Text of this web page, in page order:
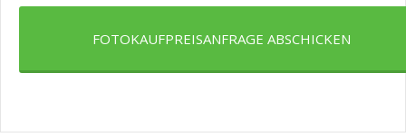
FOTOKAUFPREISANFRAGE ABSCHICKEN